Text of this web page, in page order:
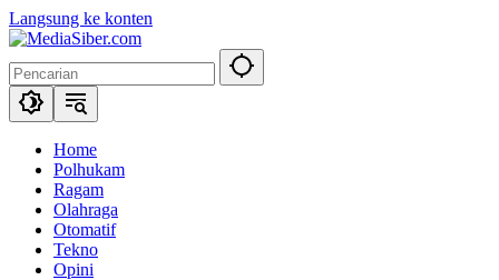
Langsung ke konten
Home
Polhukam
Ragam
Olahraga
Otomatif
Tekno
Opini